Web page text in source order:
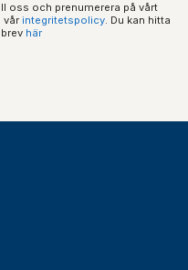
oss och prenumerera på vårt
vår integritetspolicy. Du kan hitta
här